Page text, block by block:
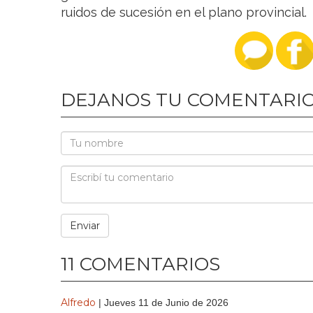
ruidos de sucesión en el plano provincial.
DEJANOS TU
11 COMENTARIOS
Alfredo | Jueves 11 de Junio de 2026